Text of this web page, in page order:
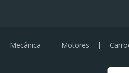
Mecânica Motores